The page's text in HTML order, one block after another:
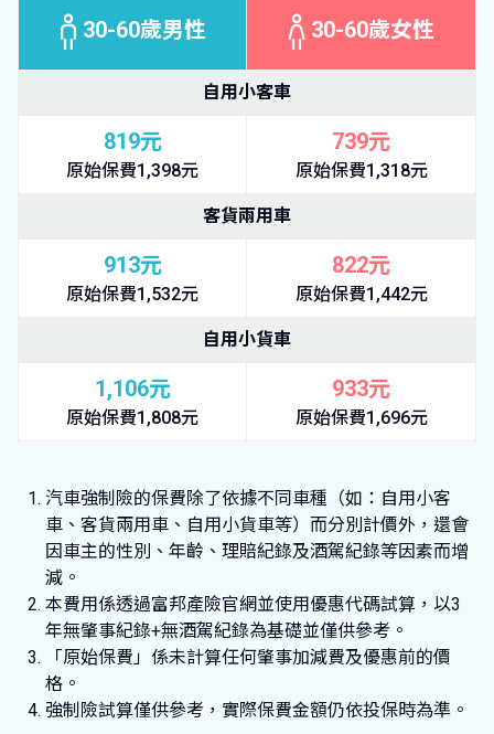
30-60歲男性 30-60歲女性
自用小客車
819元
原始保費1,398元
739元
原始保費1,318元
客貨兩用車
913元
原始保費1,532元
822元
原始保費1,442元
自用小貨車
1,106元
原始保費1,808元
933元
原始保費1,696元
汽車強制險的保費除了依據不同車種（如：自用小客
車、客貨兩用車、自用小貨車等）而分別計價外，還會
因車主的性別、年齡、理賠紀錄及酒駕紀錄等因素而增
減。
本費用係透過富邦產險官網並使用優惠代碼試算，以3
年無肇事紀錄+無酒駕紀錄為基礎並僅供參考。
「原始保費」係未計算任何肇事加減費及優惠前的價
格。
強制險試算僅供參考，實際保費金額仍依投保時為準。